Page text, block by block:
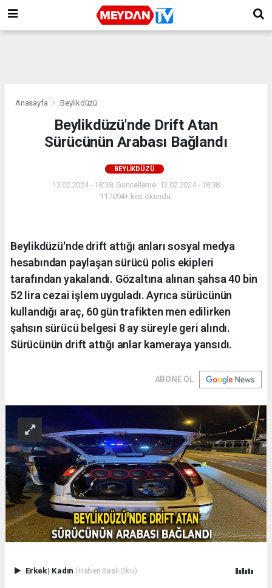
Anasayfa Beylikdüzü
Beylikdüzü'nde Drift Atan
Sürücünün Arabası Bağlandı
BEYLIKDÜZÜ
13.02.2024 - 18:38, Güncelleme: 13.02.2024 - 18:38
117094+ kez okundu.
Beylikdüzü'nde drift attığı anları sosyal medya
hesabından paylaşan sürücü polis ekipleri
tarafından yakalandı. Gözaltına alınan şahsa 40 bin
52 lira cezai işlem uyguladı. Ayrıca sürücünün
kullandığı araç, 60 gün trafikten men edilirken
şahsın sürücü belgesi 8 ay süreyle geri alındı.
Sürücünün drift attığı anlar kameraya yansıdı.
ABONE OL
Erkek| Kadın (Haberi Sesli Oku)